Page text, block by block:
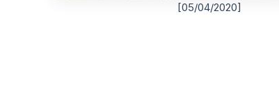
[05/04/2020]